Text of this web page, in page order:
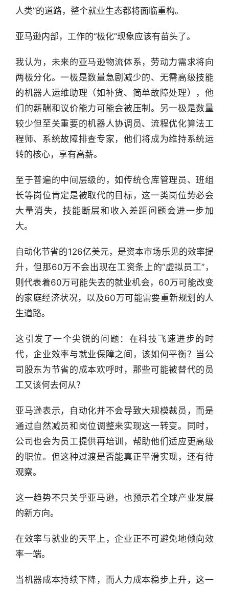
行
业
报
讯
选
条
人类”的道路，整个就业生态都将面临重构。
亚马逊内部，工作的“极化”现象应该有苗头了。
我认为，未来的亚马逊物流体系，劳动力需求将向
两极分化。一极是数量急剧减少的、无需高级技能
的机器人运维助理（如补货、简单故障处理），他
们的薪酬和议价能力可能会被压制。另一极是数量
较少但至关重要的机器人协调员、流程优化算法工
程师、系统故障排查专家，他们将成为维持系统运
转的核心，享有高薪。
至于普遍的中间层级的，如传统仓库管理员、班组
长等岗位肯定是被取代的目标，这一类岗位势必会
大量消失，技能断层和收入差距问题会进一步加
大。
自动化节省的126亿美元，是资本市场乐见的效率提
升，但那60万不会出现在工资条上的“虚拟员工”，
则代表着60万可能失去的就业机会，60万可能改变
的家庭经济状况，以及60万可能需要重新规划的人
生道路。
这引发了一个尖锐的问题：在科技飞速进步的时
代，企业效率与就业保障之间，该如何平衡？当公
司股东为节省的成本欢呼时，那些可能被替代的员
工又该何去何从？
亚马逊表示，自动化并不会导致大规模裁员，而是
通过自然减员和岗位调整来实现这一转变。同时，
公司也会为员工提供再培训，帮助他们适应更高级
的职位。但这种过渡是否能真正平滑实现，还有待
观察。
这一趋势不只关乎亚马逊，也预示着全球产业发展
的新方向。
在效率与就业的天平上，企业正不可避免地倾向效
率一端。
当机器成本持续下降，而人力成本稳步上升，这一